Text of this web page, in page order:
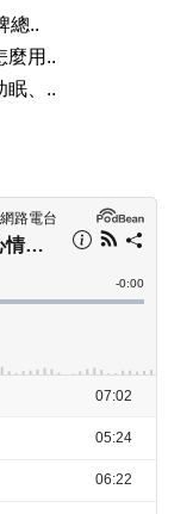
總..
麼用..
眠、..